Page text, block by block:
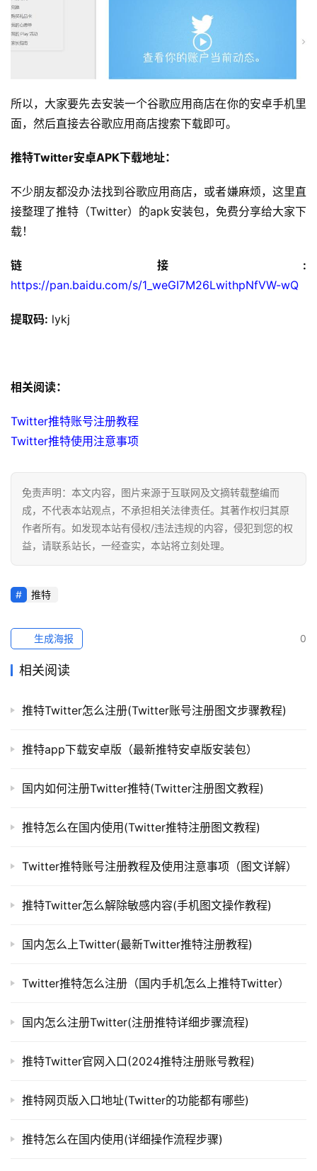
球
开
店
境
百
科
媒
营
销
跨
境
航
所以，大家要先去安装一个谷歌应用商店在你的安卓手机里
面，然后直接去谷歌应用商店搜索下载即可。
推特Twitter安卓APK下载地址：
不少朋友都没办法找到谷歌应用商店，或者嫌麻烦，这里直
接整理了推特（Twitter）的apk安装包，免费分享给大家下
载！
链接:
https://pan.baidu.com/s/1_weGI7M26LwithpNfVW-wQ
提取码: lykj
相关阅读：
Twitter推特账号注册教程
Twitter推特使用注意事项
免责声明：本文内容，图片来源于互联网及文摘转载整编而
成，不代表本站观点，不承担相关法律责任。其著作权归其原
作者所有。如发现本站有侵权/违法违规的内容，侵犯到您的权
益，请联系站长，一经查实，本站将立刻处理。
推特
0
生成海报
相关阅读
推特Twitter怎么注册(Twitter账号注册图文步骤教程)
推特app下载安卓版（最新推特安卓版安装包）
国内如何注册Twitter推特(Twitter注册图文教程)
推特怎么在国内使用(Twitter推特注册图文教程)
Twitter推特账号注册教程及使用注意事项（图文详解）
推特Twitter怎么解除敏感内容(手机图文操作教程)
国内怎么上Twitter(最新Twitter推特注册教程)
Twitter推特怎么注册（国内手机怎么上推特Twitter）
国内怎么注册Twitter(注册推特详细步骤流程)
推特Twitter官网入口(2024推特注册账号教程)
推特网页版入口地址(Twitter的功能都有哪些)
推特怎么在国内使用(详细操作流程步骤)